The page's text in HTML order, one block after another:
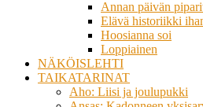
Annan päivän
Elävä historiikki
Hoosianna soi
Loppiainen
NÄKÖISLEHTI
TAIKATARINAT
Aho: Liisi ja joulupukki